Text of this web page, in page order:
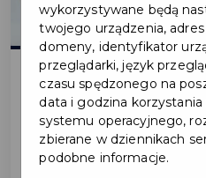
2023-07-27
USŁUGI
wykorzystywane będą
twojego urządzenia, adres
domeny, identyfikator
przeglądarki, język
czasu spędzonego na
data i godzina
systemu operacyjnego,
zbierane w dziennikach
podobne informacje.